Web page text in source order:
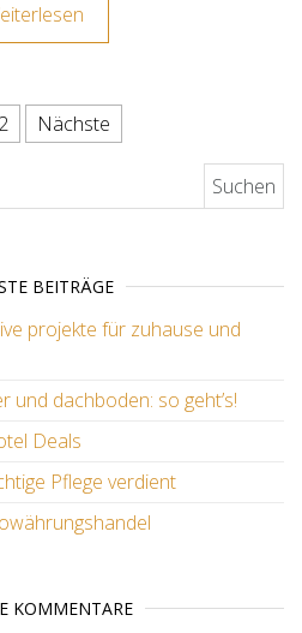
der
2
Nächste
BEITRÄGE
projekte für zuhause und
und dachboden: so geht’s!
Deals
Pflege verdient
KOMMENTARE